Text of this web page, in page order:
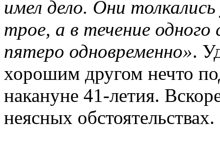
имел дело. Они
трое, а в течение
пятеро одновременно».
хорошим другом нечто
накануне 41-летия.
неясных обстоятельствах.